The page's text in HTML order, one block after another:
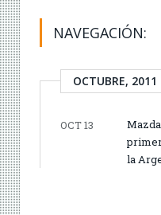
NAVEGACIÓN:
OCTUBRE, 2011
OCT 13
la